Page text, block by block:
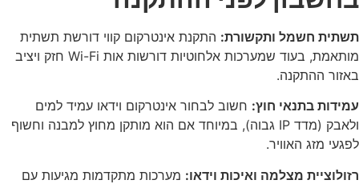
תשתית חשמל ותקשורת: התקנת אינטרקום קווי דורשת תשתית
מותאמת, בעוד שמערכות אלחוטיות דורשות אות Wi-Fi חזק ויציב
באזור ההתקנה.
עמידות בתנאי חוץ: חשוב לבחור אינטרקום וידאו עמיד למים
ולאבק (מדד IP גבוה), במיוחד אם הוא מותקן מחוץ למבנה וחשוף
לפגעי מזג האוויר.
רזולוציית מצלמה ואיכות וידאו: מערכות מתקדמות מגיעות עם